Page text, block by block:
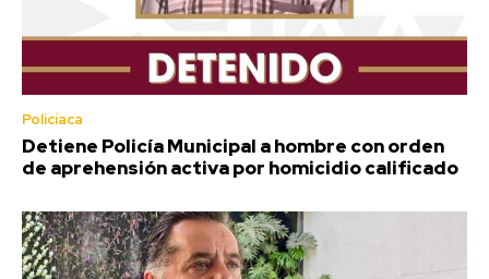
Policiaca
Detiene Policía Municipal a hombre con orden
de aprehensión activa por homicidio calificado